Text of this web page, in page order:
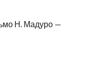
Н. Мадуро —